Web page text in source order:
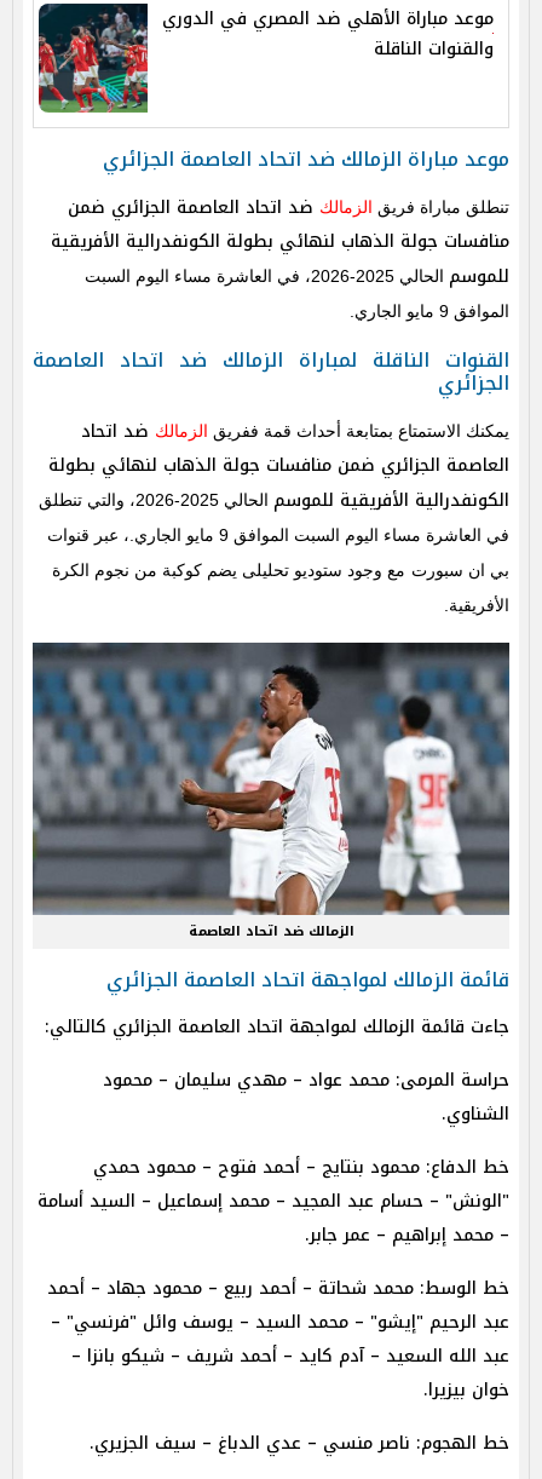
موعد مباراة الأهلي ضد المصري في الدوري
والقنوات الناقلة
موعد مباراة الزمالك ضد اتحاد العاصمة الجزائري
تنطلق مباراة فريق الزمالك ضد اتحاد العاصمة الجزائري ضمن
منافسات جولة الذهاب لنهائي بطولة الكونفدرالية الأفريقية
للموسم
الحالي 2025-2026، في العاشرة مساء اليوم السبت
الموافق 9 مايو الجاري.
القنوات الناقلة لمباراة الزمالك ضد اتحاد العاصمة
الجزائري
يمكنك الاستمتاع بمتابعة أحداث قمة ففريق الزمالك ضد اتحاد
العاصمة الجزائري ضمن منافسات جولة الذهاب لنهائي بطولة
الكونفدرالية الأفريقية للموسم
الحالي 2025-2026، والتي تنطلق
في العاشرة مساء اليوم السبت الموافق 9 مايو الجاري.، عبر قنوات
بي ان سبورت مع وجود ستوديو تحليلى يضم كوكبة من نجوم الكرة
الأفريقية.
الزمالك ضد اتحاد العاصمة
قائمة الزمالك لمواجهة اتحاد العاصمة الجزائري
جاءت قائمة الزمالك لمواجهة اتحاد العاصمة الجزائري كالتالي:
حراسة المرمى: محمد عواد – مهدي سليمان – محمود
الشناوي.
خط الدفاع: محمود بنتايج – أحمد فتوح – محمود حمدي
"الونش" – حسام عبد المجيد – محمد إسماعيل – السيد أسامة
– محمد إبراهيم – عمر جابر.
خط الوسط: محمد شحاتة – أحمد ربيع – محمود جهاد – أحمد
عبد الرحيم "إيشو" – محمد السيد – يوسف وائل "فرنسي" –
عبد الله السعيد – آدم كايد – أحمد شريف – شيكو بانزا –
خوان بيزيرا.
خط الهجوم: ناصر منسي – عدي الدباغ – سيف الجزيري.